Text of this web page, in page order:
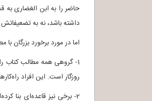
حاضر را به ابن الغضاری
داشته باشد، نه به
اما در مورد برخورد بزرگان
1- گروهی همه مطالب کتاب
روزگار است. این افراد
2- برخی نیز قاعده‌ای بنا